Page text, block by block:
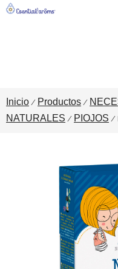
Inicio / Productos /
NATURALES / PIOJOS /